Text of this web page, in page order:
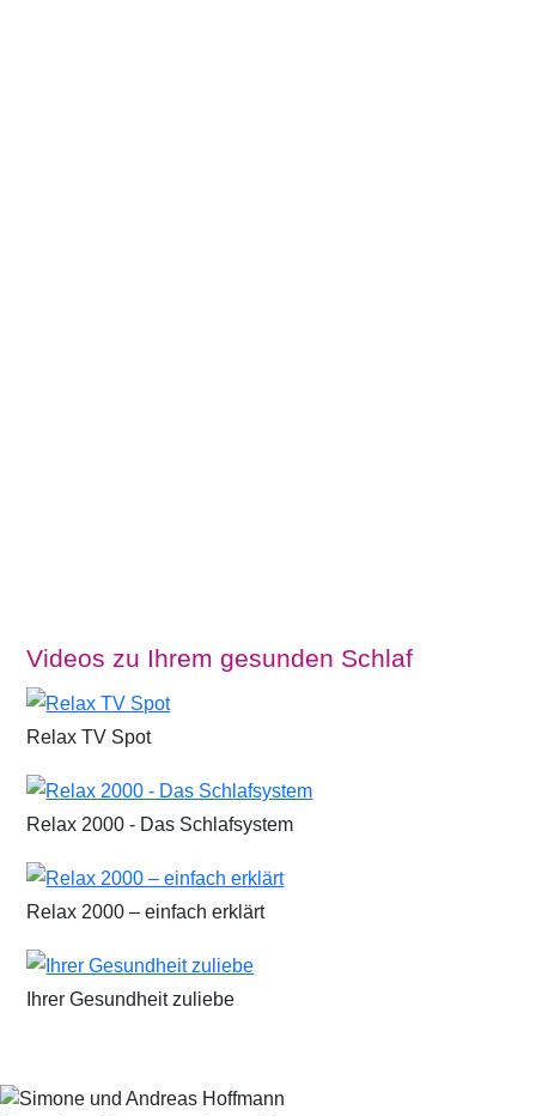
Videos zu Ihrem gesunden Schlaf
Relax TV Spot
Relax 2000 - Das Schlafsystem
Relax 2000 – einfach erklärt
Ihrer Gesundheit zuliebe